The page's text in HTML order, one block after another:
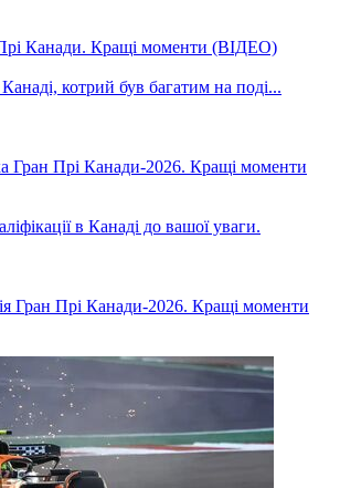
Прі Канади. Кращі моменти (ВІДЕО)
Гран Прі Канади-2026. Кращі моменти
Гран Прі Канади-2026. Кращі моменти